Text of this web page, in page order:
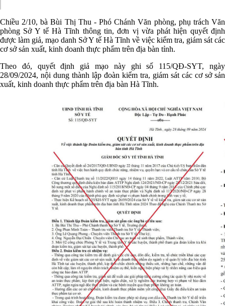
Chiều 2/10, bà Bùi Thị Thu - Phó Chánh Văn phòng, phụ trách Văn
phòng Sở Y tế Hà Tĩnh thông tin, đơn vị vừa phát hiện quyết định
được làm giả, mạo danh Sở Y tế Hà Tĩnh về việc kiểm tra, giám sát các
cơ sở sản xuất, kinh doanh thực phẩm trên địa bàn tỉnh.
Theo đó, quyết định giả mạo này ghi số 115/QĐ-SYT, ngày
28/09/2024, nội dung thành lập đoàn kiểm tra, giám sát các cơ sở sản
xuất, kinh doanh thực phẩm trên địa bàn Hà Tĩnh.